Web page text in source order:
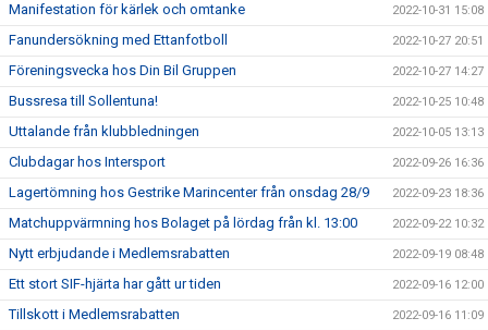
Manifestation för kärlek och omtanke 2022-10-31 15:08
Fanundersökning med Ettanfotboll 2022-10-27 20:51
Föreningsvecka hos Din Bil Gruppen 2022-10-27 14:27
Bussresa till Sollentuna! 2022-10-25 10:48
Uttalande från klubbledningen 2022-10-05 13:13
Clubdagar hos Intersport 2022-09-26 16:36
Lagertömning hos Gestrike Marincenter från onsdag 28/9 2022-09-23 18:36
Matchuppvärmning hos Bolaget på lördag från kl. 13:00 2022-09-22 10:32
Nytt erbjudande i Medlemsrabatten 2022-09-19 08:48
Ett stort SIF-hjärta har gått ur tiden 2022-09-16 12:00
Tillskott i Medlemsrabatten 2022-09-16 11:09